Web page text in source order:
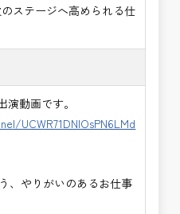
ステージへ高められる仕
演動画です。
UCWR71DNlOsPN6LMd
、やりがいのあるお仕事